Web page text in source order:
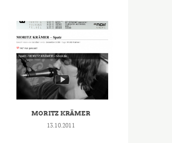
MORITZ KRÄMER
13.10.2011